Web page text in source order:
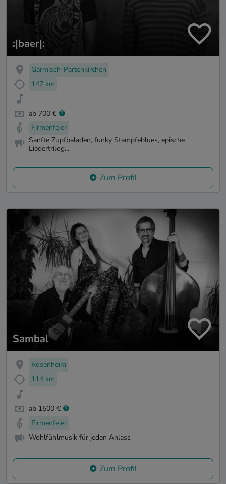
:|baer|:
Garmisch-Partenkirchen
147 km
ab 700 €
Firmenfeier
Sanfte Zupfbaladen, funky Stampfeblues, epische
Liedertrilog...
Zum Profil
Sambal
Rosenheim
114 km
ab 1500 €
Firmenfeier
Wohlfühlmusik für jeden Anlass
Zum Profil